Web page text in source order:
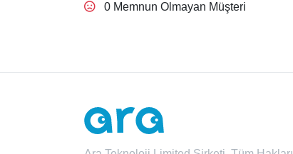
0 Memnun Olmayan Müşteri